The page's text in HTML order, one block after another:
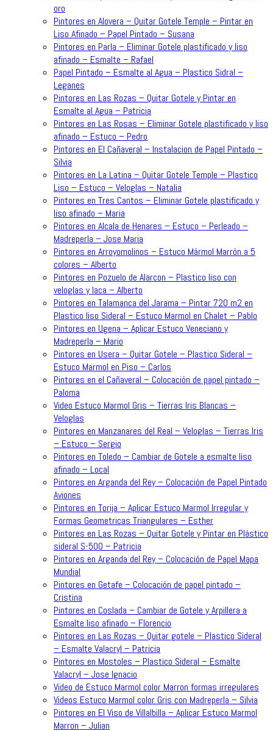
oro
Pintores en Alovera – Quitar Gotele Temple – Pintar en
Liso Afinado – Papel Pintado – Susana
Pintores en Parla – Eliminar Gotele plastificado y liso
afinado – Esmalte – Rafael
Papel Pintado – Esmalte al Agua – Plastico Sidral –
Leganes
Pintores en Las Rozas – Quitar Gotele y Pintar en
Esmalte al Agua – Patricia
Pintores en Las Rosas – Eliminar Gotele plastificado y liso
afinado – Estuco – Pedro
Pintores en El Cañaveral – Instalacion de Papel Pintado –
Silvia
Pintores en La Latina – Quitar Gotele Temple – Plastico
Liso – Estuco – Veloglas – Natalia
Pintores en Tres Cantos – Eliminar Gotele plastificado y
liso afinado – Maria
Pintores en Alcala de Henares – Estuco – Perleado –
Madreperla – Jose Maria
Pintores en Arroyomolinos – Estuco Mármol Marrón a 5
colores – Alberto
Pintores en Pozuelo de Alarcon – Plastico liso con
veloglas y laca – Alberto
Pintores en Talamanca del Jarama – Pintar 720 m2 en
Plastico liso Sideral – Estuco Marmol en Chalet – Pablo
Pintores en Ugena – Aplicar Estuco Veneciano y
Madreperla – Mario
Pintores en Usera – Quitar Gotele – Plastico Sideral –
Estuco Marmol en Piso – Carlos
Pintores en el Cañaveral – Colocación de papel pintado –
Paloma
Video Estuco Marmol Gris – Tierras Iris Blancas –
Veloglas
Pintores en Manzanares del Real – Veloglas – Tierras Iris
– Estuco – Sergio
Pintores en Toledo – Cambiar de Gotele a esmalte liso
afinado – Local
Pintores en Arganda del Rey – Colocación de Papel Pintado
Aviones
Pintores en Torija – Aplicar Estuco Marmol Irregular y
Formas Geometricas Triangulares – Esther
Pintores en Las Rozas – Quitar Gotele y Pintar en Plástico
sideral S-500 – Patricia
Pintores en Arganda del Rey – Colocación de Papel Mapa
Mundial
Pintores en Getafe – Colocación de papel pintado –
Cristina
Pintores en Coslada – Cambiar de Gotele y Arpillera a
Esmalte liso afinado – Florencio
Pintores en Las Rozas – Quitar gotele – Plastico Sideral
– Esmalte Valacryl – Patricia
Pintores en Mostoles – Plastico Sideral – Esmalte
Valacryl – Jose Ignacio
Video de Estuco Marmol color Marron formas irregulares
Videos Estuco Marmol color Gris con Madreperla – Silvia
Pintores en El Viso de Villalbilla – Aplicar Estuco Marmol
Marron – Julian